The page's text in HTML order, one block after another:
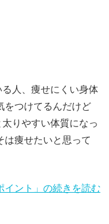
人、痩せにくい身体
をつけてるんだけど
りやすい体質になっ
は痩せたいと思って
イント」の続きを読む